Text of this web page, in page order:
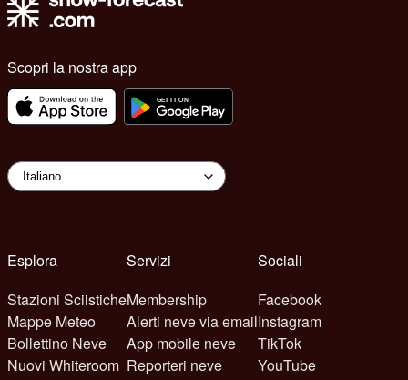
Scopri la nostra app
Esplora
Stazioni Sciistiche
Mappe Meteo
Bollettino Neve
Nuovi Whiteroom
Servizi
Membership
Alerti neve via email
App mobile neve
Reporteri neve
Sociali
Facebook
Instagram
TikTok
YouTube